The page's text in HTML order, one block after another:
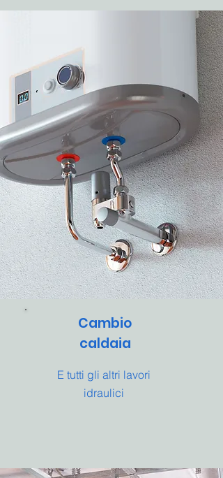
Cambio
caldaia
E tutti gli altri lavori
idraulici